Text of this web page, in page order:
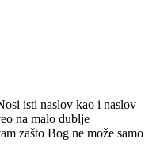
isti naslov kao i naslov
na malo dublje
zašto Bog ne može samo